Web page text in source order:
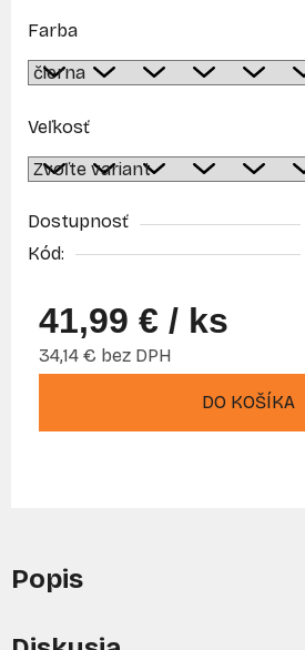
Farba
Veľkosť
Dostupnosť
Kód:
41,99 € / ks
34,14 € bez DPH
DO KOŠÍKA
Popis